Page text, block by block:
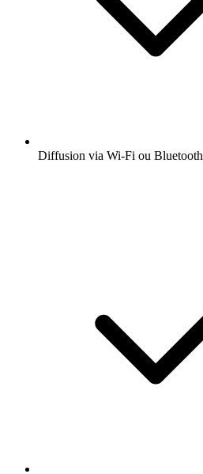
Diffusion via Wi-Fi ou Bluetooth